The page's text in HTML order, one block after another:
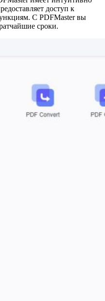
доступ к
С PDFMaster вы
сроки.